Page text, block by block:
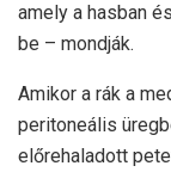
amely a hasban
be – mondják.
Amikor a rák a
peritoneális
előrehaladott